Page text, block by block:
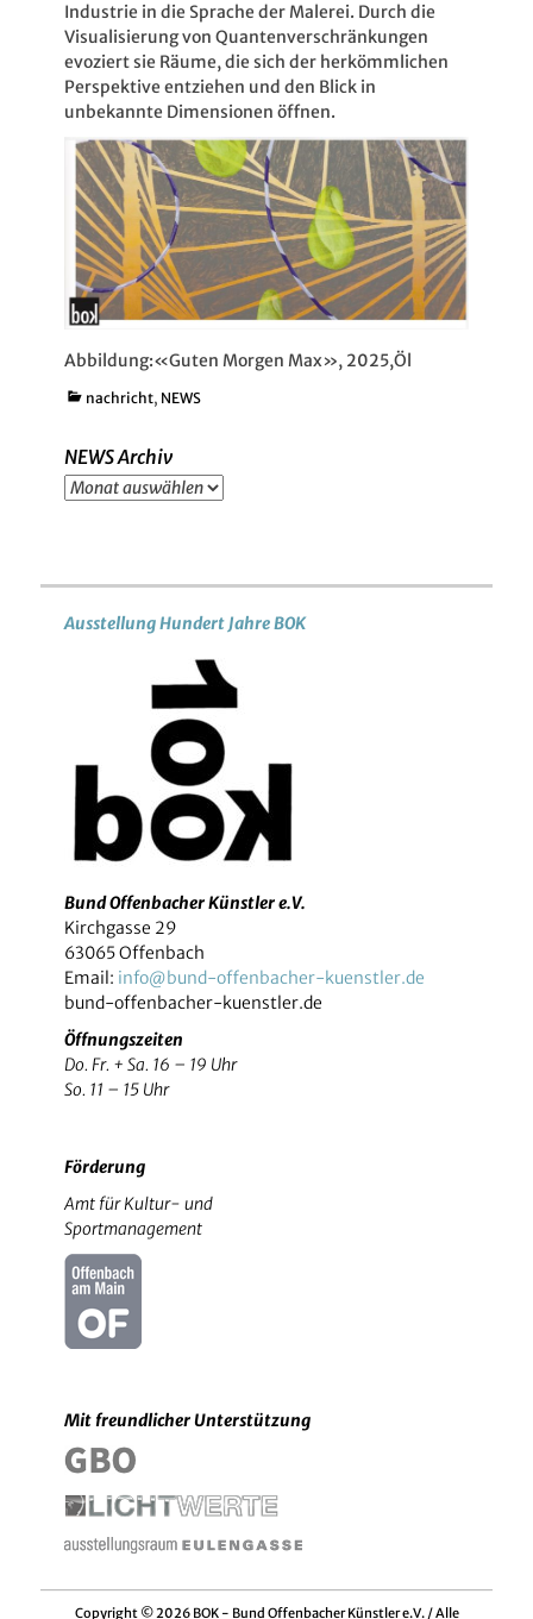
Industrie in die Sprache der Malerei. Durch die
Visualisierung von Quantenverschränkungen
evoziert sie Räume, die sich der herkömmlichen
Perspektive entziehen und den Blick in
unbekannte Dimensionen öffnen.
Abbildung:«Guten Morgen Max», 2025,Öl
Kategorien
nachricht, NEWS
NEWS Archiv
NEWS
Ausstellung Hundert Jahre BOK
Bund Offenbacher Künstler e.V.
Kirchgasse 29
63065 Offenbach
Email: info@bund-offenbacher-kuenstler.de
bund-offenbacher-kuenstler.de
Öffnungszeiten
Do. Fr. + Sa. 16 – 19 Uhr
So. 11 – 15 Uhr
Förderung
Amt für Kultur- und
Sportmanagement
Mit freundlicher Unterstützung
Copyright © 2026 BOK - Bund Offenbacher Künstler e.V. / Alle